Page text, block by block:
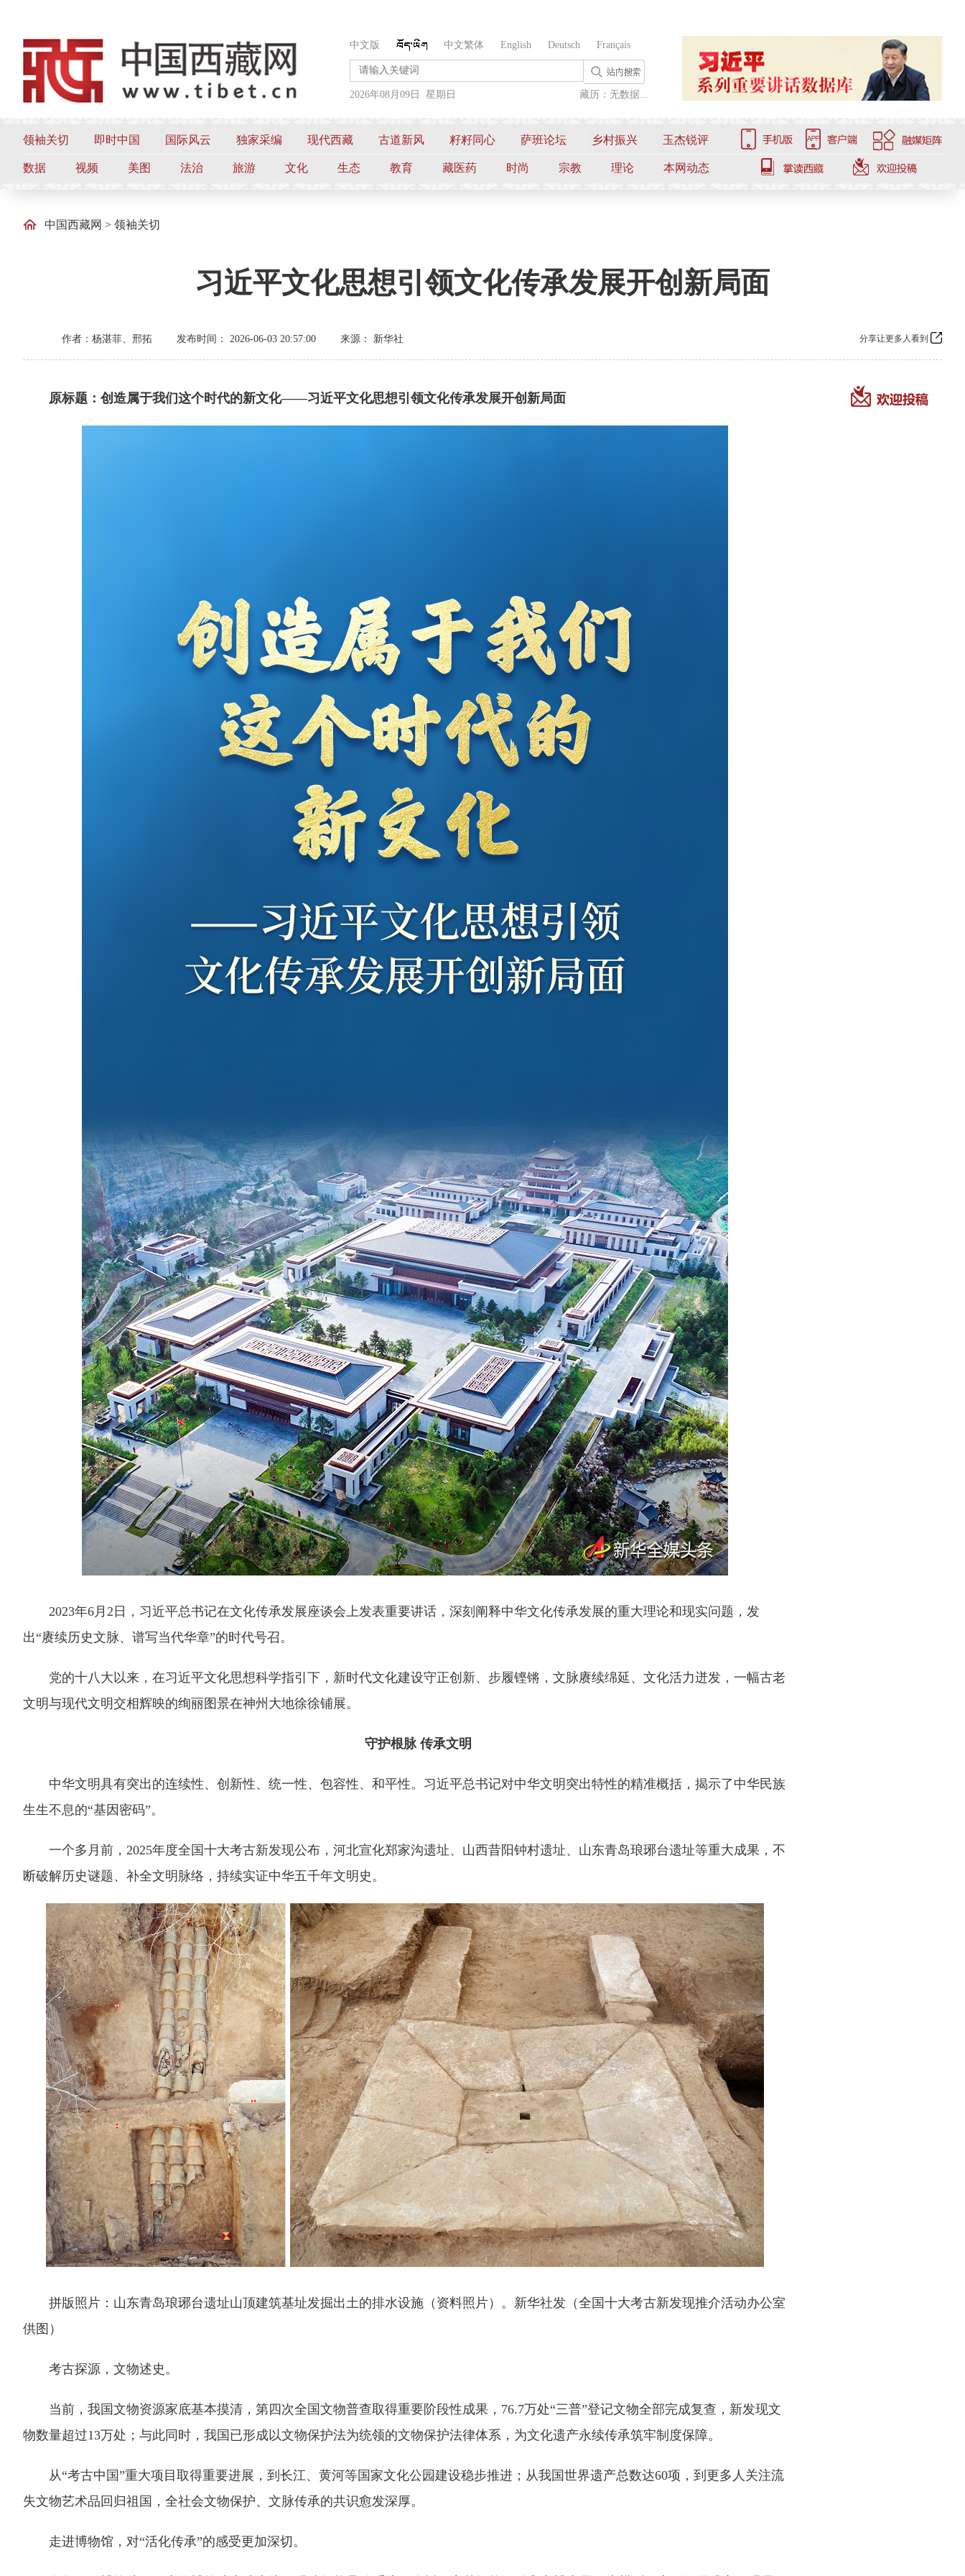
中文版 中文繁体 English Deutsch Français
2026年08月09日 星期日 藏历：无数据...
领袖关切 即时中国 国际风云 独家采编 现代西藏 古道新风 籽籽同心 萨班论坛 乡村振兴 玉杰锐评
数据 视频 美图 法治 旅游 文化 生态 教育 藏医药 时尚 宗教 理论 本网动态
中国西藏网 > 领袖关切
习近平文化思想引领文化传承发展开创新局面
作者：杨湛菲、邢拓 发布时间： 2026-06-03 20:57:00 来源： 新华社 分享让更多人看到
原标题：创造属于我们这个时代的新文化——习近平文化思想引领文化传承发展开创新局面
2023年6月2日，习近平总书记在文化传承发展座谈会上发表重要讲话，深刻阐释中华文化传承发展的重大理论和现实问题，发
出“赓续历史文脉、谱写当代华章”的时代号召。
党的十八大以来，在习近平文化思想科学指引下，新时代文化建设守正创新、步履铿锵，文脉赓续绵延、文化活力迸发，一幅古老
文明与现代文明交相辉映的绚丽图景在神州大地徐徐铺展。
守护根脉 传承文明
中华文明具有突出的连续性、创新性、统一性、包容性、和平性。习近平总书记对中华文明突出特性的精准概括，揭示了中华民族
生生不息的“基因密码”。
一个多月前，2025年度全国十大考古新发现公布，河北宣化郑家沟遗址、山西昔阳钟村遗址、山东青岛琅琊台遗址等重大成果，不
断破解历史谜题、补全文明脉络，持续实证中华五千年文明史。
拼版照片：山东青岛琅琊台遗址山顶建筑基址发掘出土的排水设施（资料照片）。新华社发（全国十大考古新发现推介活动办公室
供图）
考古探源，文物述史。
当前，我国文物资源家底基本摸清，第四次全国文物普查取得重要阶段性成果，76.7万处“三普”登记文物全部完成复查，新发现文
物数量超过13万处；与此同时，我国已形成以文物保护法为统领的文物保护法律体系，为文化遗产永续传承筑牢制度保障。
从“考古中国”重大项目取得重要进展，到长江、黄河等国家文化公园建设稳步推进；从我国世界遗产总数达60项，到更多人关注流
失文物艺术品回归祖国，全社会文物保护、文脉传承的共识愈发深厚。
走进博物馆，对“活化传承”的感受更加深切。